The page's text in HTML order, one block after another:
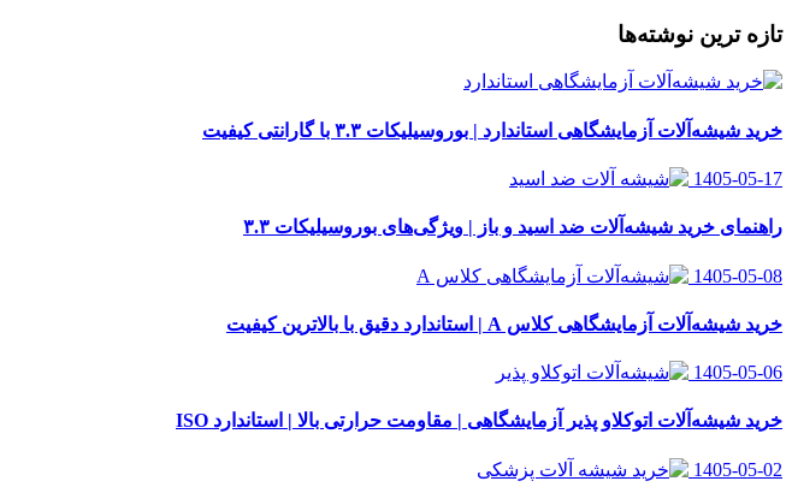
تازه ترین نوشته‌ها
خرید شیشه‌آلات آزمایشگاهی استاندارد | بوروسیلیکات ۳.۳ با گارانتی کیفیت
1405-05-17
راهنمای خرید شیشه‌آلات ضد اسید و باز | ویژگی‌های بوروسیلیکات ۳.۳
1405-05-08
خرید شیشه‌آلات آزمایشگاهی کلاس A | استاندارد دقیق با بالاترین کیفیت
1405-05-06
خرید شیشه‌آلات اتوکلاو پذیر آزمایشگاهی | مقاومت حرارتی بالا | استاندارد ISO
1405-05-02